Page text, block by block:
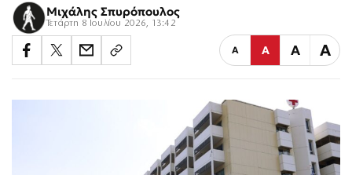
Μιχάλης Σπυρόπουλος
Τετάρτη 8 Ιουλίου 2026, 13:42
Α Α Α Α